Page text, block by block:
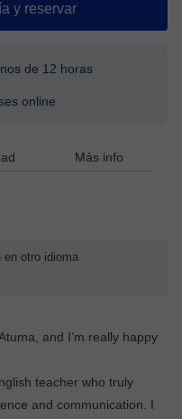
y reservar
de 12 horas
online
Más info
en otro idioma
and I’m really happy
teacher who truly
and communication. I